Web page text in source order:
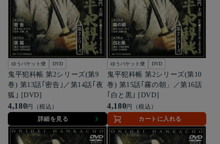
ゆうパケット便 DVD
鬼平犯科帳 第2シリーズ(第9
巻) 第13話｢密告｣／第14話｢夜
狐｣ [DVD]
4,180円（税込）
詳細を見る
ゆうパケット便 DVD
鬼平犯科帳 第2シリーズ(第10
巻) 第15話｢霧の朝」／第16話
｢白と黒｣ [DVD]
4,180円（税込）
カートに入れる